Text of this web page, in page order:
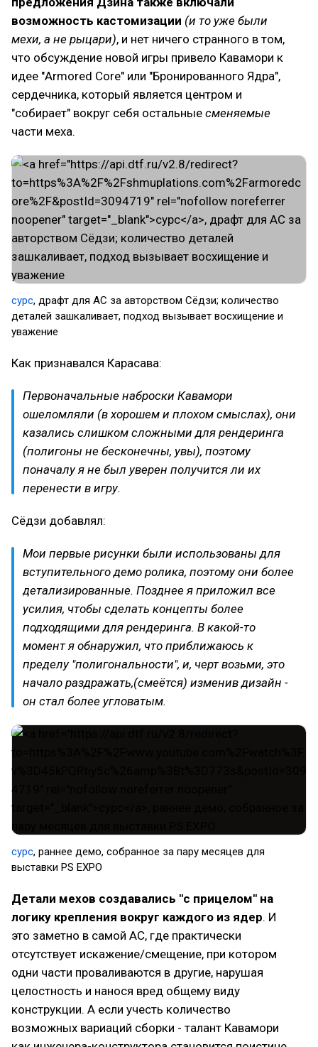
возможность кастомизации (и то уже были
мехи, а не рыцари), и нет ничего странного в том,
что обсуждение новой игры привело Кавамори к
идее "Armored Core" или "Бронированного Ядра",
сердечника, который является центром и
"собирает" вокруг себя остальные сменяемые
части меха.
сурс, драфт для AC за авторством Сёдзи; количество
деталей зашкаливает, подход вызывает восхищение и
уважение
Как признавался Карасава:
Первоначальные наброски Кавамори
ошеломляли (в хорошем и плохом смыслах), они
казались слишком сложными для рендеринга
(полигоны не бесконечны, увы), поэтому
поначалу я не был уверен получится ли их
перенести в игру.
Сёдзи добавлял:
Мои первые рисунки были использованы для
вступительного демо ролика, поэтому они более
детализированные. Позднее я приложил все
усилия, чтобы сделать концепты более
подходящими для рендеринга. В какой-то
момент я обнаружил, что приближаюсь к
пределу "полигональности", и, черт возьми, это
начало раздражать,(смеётся) изменив дизайн -
он стал более угловатым.
сурс, раннее демо, собранное за пару месяцев для
выставки PS EXPO
Детали мехов создавались "с прицелом" на
логику крепления вокруг каждого из ядер. И
это заметно в самой AC, где практически
отсутствует искажение/смещение, при котором
одни части проваливаются в другие, нарушая
целостность и нанося вред общему виду
конструкции. А если учесть количество
возможных вариаций сборки - талант Кавамори